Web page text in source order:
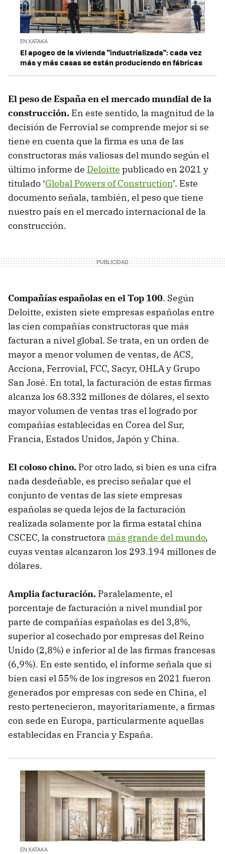
EN XATAKA
El apogeo de la vivienda "industrializada": cada vez
más y más casas se están produciendo en fábricas
El peso de España en el mercado mundial de la
construcción. En este sentido, la magnitud de la
decisión de Ferrovial se comprende mejor si se
tiene en cuenta que la firma es una de las
constructoras más valiosas del mundo según el
último informe de Deloitte publicado en 2021 y
titulado ‘Global Powers of Construction’. Este
documento señala, también, el peso que tiene
nuestro país en el mercado internacional de la
construcción.
Compañías españolas en el Top 100. Según
Deloitte, existen siete empresas españolas entre
las cien compañías constructoras que más
facturan a nivel global. Se trata, en un orden de
mayor a menor volumen de ventas, de ACS,
Acciona, Ferrovial, FCC, Sacyr, OHLA y Grupo
San José. En total, la facturación de estas firmas
alcanza los 68.332 millones de dólares, el sexto
mayor volumen de ventas tras el logrado por
compañías establecidas en Corea del Sur,
Francia, Estados Unidos, Japón y China.
El coloso chino. Por otro lado, si bien es una cifra
nada desdeñable, es preciso señalar que el
conjunto de ventas de las siete empresas
españolas se queda lejos de la facturación
realizada solamente por la firma estatal china
CSCEC, la constructora más grande del mundo,
cuyas ventas alcanzaron los 293.194 millones de
dólares.
Amplia facturación. Paralelamente, el
porcentaje de facturación a nivel mundial por
parte de compañías españolas es del 3,8%,
superior al cosechado por empresas del Reino
Unido (2,8%) e inferior al de las firmas francesas
(6,9%). En este sentido, el informe señala que si
bien casi el 55% de los ingresos en 2021 fueron
generados por empresas con sede en China, el
resto pertenecieron, mayoritariamente, a firmas
con sede en Europa, particularmente aquellas
establecidas en Francia y España.
EN XATAKA